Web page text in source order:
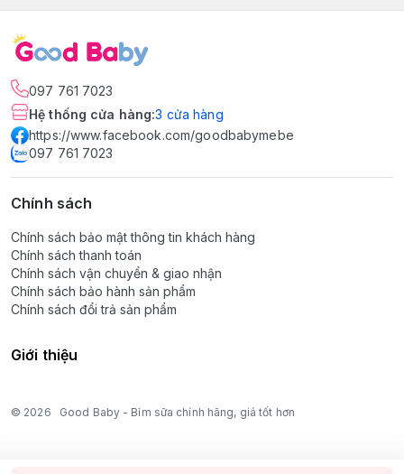
097 761 7023
Hệ thống cửa hàng:3 cửa hàng
https://www.facebook.com/goodbabymebe
097 761 7023
Chính sách
Chính sách bảo mật thông tin khách hàng
Chính sách thanh toán
Chính sách vận chuyển & giao nhận
Chính sách bảo hành sản phẩm
Chính sách đổi trả sản phẩm
Giới thiệu
© 2026 Good Baby - Bỉm sữa chính hãng, giá tốt hơn